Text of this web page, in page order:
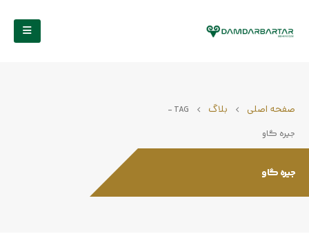
صفحه اصلی بلاگ
TAG -
جیره گاو
جیره گاو